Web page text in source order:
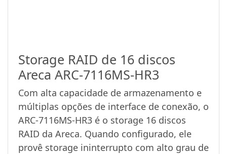
Storage RAID de 16 discos
Areca ARC-7116MS-HR3
Com alta capacidade de armazenamento e
múltiplas opções de interface de conexão, o
ARC-7116MS-HR3 é o storage 16 discos
RAID da Areca. Quando configurado, ele
provê storage ininterrupto com alto grau de